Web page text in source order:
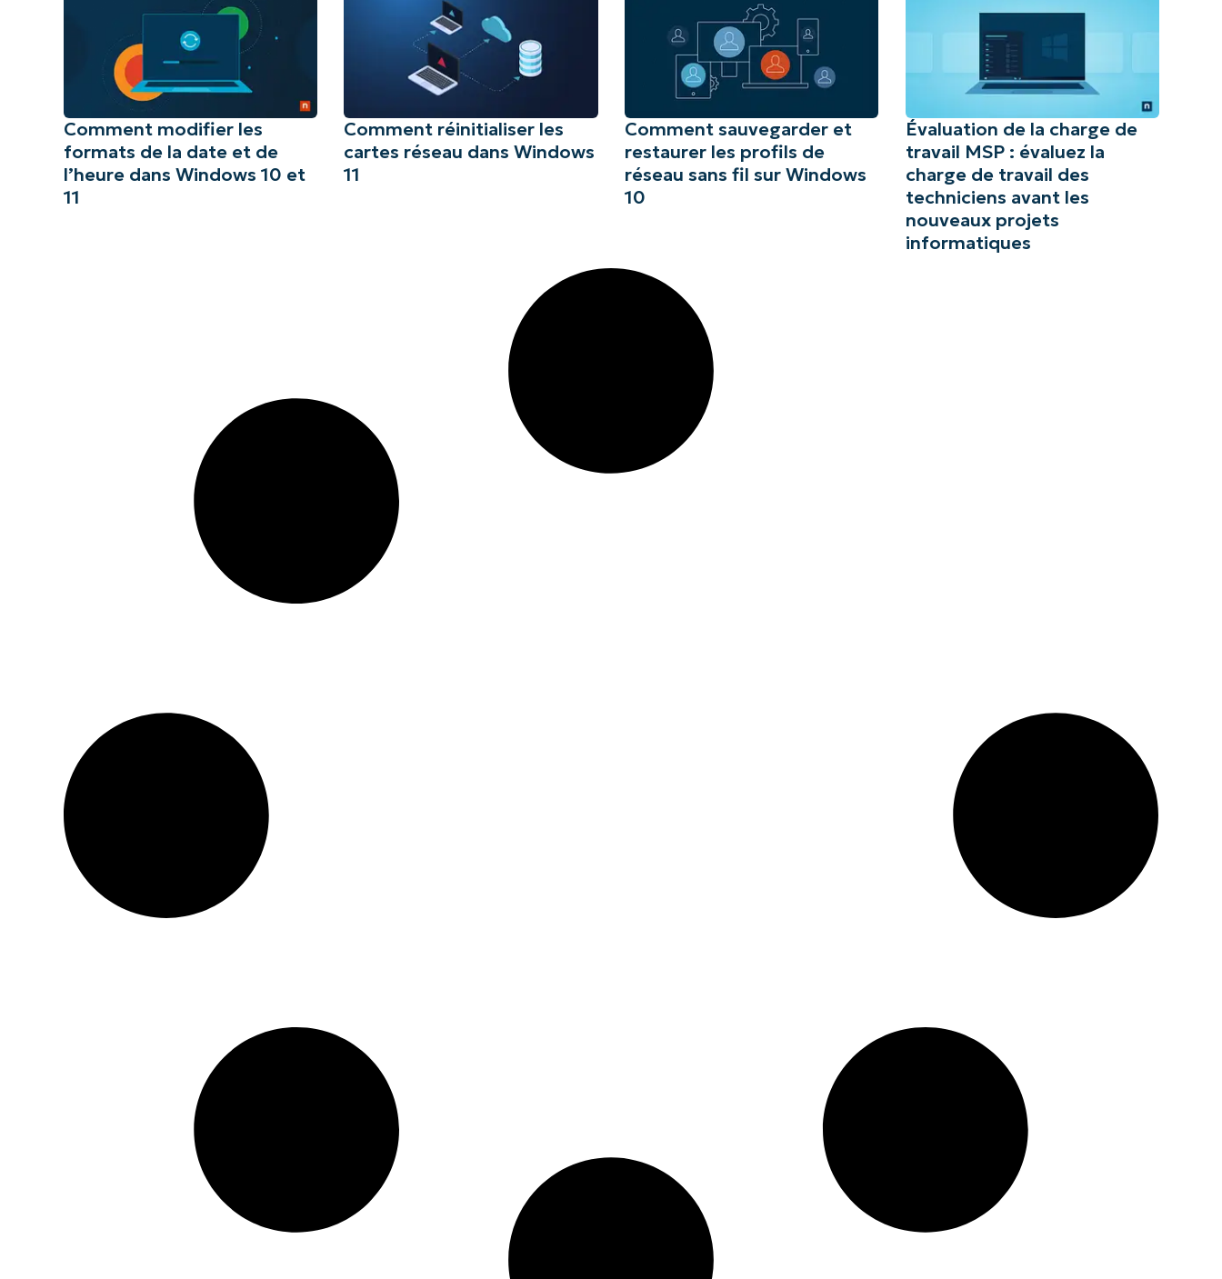
Comment modifier les
formats de la date et de
l’heure dans Windows 10 et
11
Comment réinitialiser les
cartes réseau dans Windows
11
Comment sauvegarder et
restaurer les profils de
réseau sans fil sur Windows
10
Évaluation de la charge de
travail MSP : évaluez la
charge de travail des
techniciens avant les
nouveaux projets
informatiques